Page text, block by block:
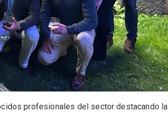
profesionales del sector destacando la